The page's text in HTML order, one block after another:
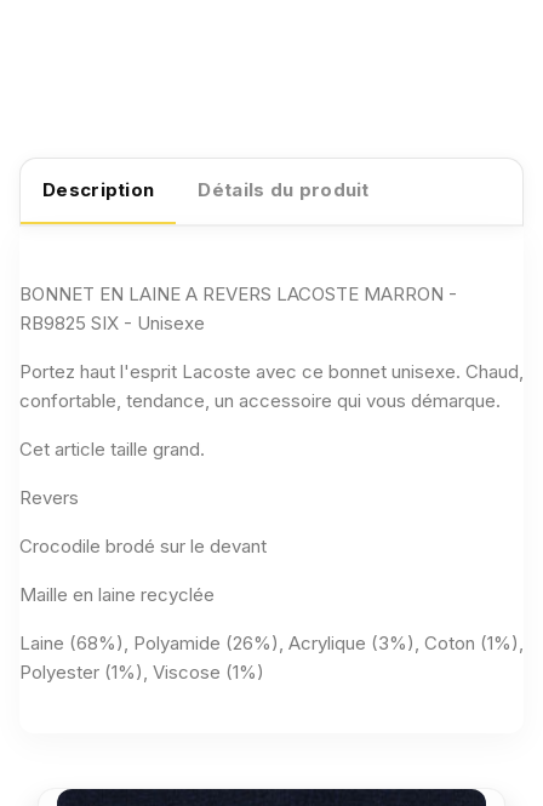
Description Détails du produit
BONNET EN LAINE A REVERS LACOSTE MARRON -
RB9825 SIX - Unisexe
Portez haut l'esprit Lacoste avec ce bonnet unisexe. Chaud,
confortable, tendance, un accessoire qui vous démarque.
Cet article taille grand.
Revers
Crocodile brodé sur le devant
Maille en laine recyclée
Laine (68%), Polyamide (26%), Acrylique (3%), Coton (1%),
Polyester (1%), Viscose (1%)